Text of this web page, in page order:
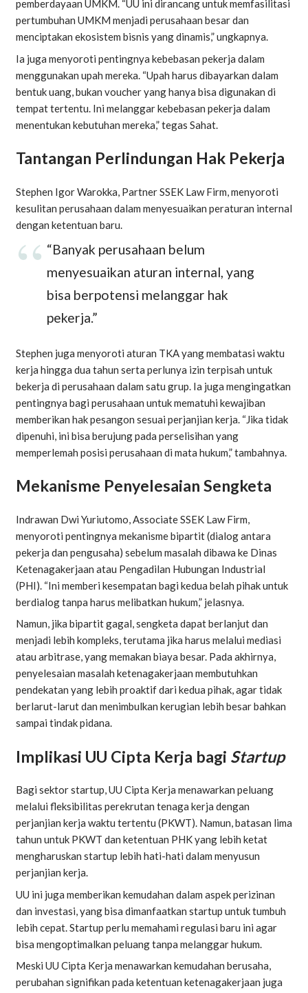
pemberdayaan UMKM. “UU ini dirancang untuk memfasilitasi
pertumbuhan UMKM menjadi perusahaan besar dan
menciptakan ekosistem bisnis yang dinamis,” ungkapnya.
Ia juga menyoroti pentingnya kebebasan pekerja dalam
menggunakan upah mereka. “Upah harus dibayarkan dalam
bentuk uang, bukan voucher yang hanya bisa digunakan di
tempat tertentu. Ini melanggar kebebasan pekerja dalam
menentukan kebutuhan mereka,” tegas Sahat.
Tantangan Perlindungan Hak Pekerja
Stephen Igor Warokka, Partner SSEK Law Firm, menyoroti
kesulitan perusahaan dalam menyesuaikan peraturan internal
dengan ketentuan baru.
“Banyak perusahaan belum
menyesuaikan aturan internal, yang
bisa berpotensi melanggar hak
pekerja.”
Stephen juga menyoroti aturan TKA yang membatasi waktu
kerja hingga dua tahun serta perlunya izin terpisah untuk
bekerja di perusahaan dalam satu grup. Ia juga mengingatkan
pentingnya bagi perusahaan untuk mematuhi kewajiban
memberikan hak pesangon sesuai perjanjian kerja. “Jika tidak
dipenuhi, ini bisa berujung pada perselisihan yang
memperlemah posisi perusahaan di mata hukum,” tambahnya.
Mekanisme Penyelesaian Sengketa
Indrawan Dwi Yuriutomo, Associate SSEK Law Firm,
menyoroti pentingnya mekanisme bipartit (dialog antara
pekerja dan pengusaha) sebelum masalah dibawa ke Dinas
Ketenagakerjaan atau Pengadilan Hubungan Industrial
(PHI). “Ini memberi kesempatan bagi kedua belah pihak untuk
berdialog tanpa harus melibatkan hukum,” jelasnya.
Namun, jika bipartit gagal, sengketa dapat berlanjut dan
menjadi lebih kompleks, terutama jika harus melalui mediasi
atau arbitrase, yang memakan biaya besar. Pada akhirnya,
penyelesaian masalah ketenagakerjaan membutuhkan
pendekatan yang lebih proaktif dari kedua pihak, agar tidak
berlarut-larut dan menimbulkan kerugian lebih besar bahkan
sampai tindak pidana.
Implikasi UU Cipta Kerja bagi Startup
Bagi sektor startup, UU Cipta Kerja menawarkan peluang
melalui fleksibilitas perekrutan tenaga kerja dengan
perjanjian kerja waktu tertentu (PKWT). Namun, batasan lima
tahun untuk PKWT dan ketentuan PHK yang lebih ketat
mengharuskan startup lebih hati-hati dalam menyusun
perjanjian kerja.
UU ini juga memberikan kemudahan dalam aspek perizinan
dan investasi, yang bisa dimanfaatkan startup untuk tumbuh
lebih cepat. Startup perlu memahami regulasi baru ini agar
bisa mengoptimalkan peluang tanpa melanggar hukum.
Meski UU Cipta Kerja menawarkan kemudahan berusaha,
perubahan signifikan pada ketentuan ketenagakerjaan juga